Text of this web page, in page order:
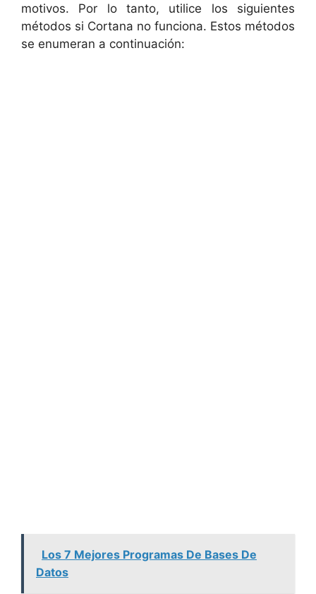
motivos. Por lo tanto, utilice los siguientes
métodos si Cortana no funciona. Estos métodos
se enumeran a continuación:
Los 7 Mejores Programas De Bases De
Datos